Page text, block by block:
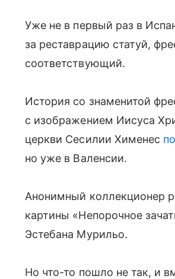
Уже не в первый раз в
за реставрацию статуй,
соответствующий.
История со знаменитой
с изображением Иисуса
церкви Сесилии Хименес
но уже в Валенсии.
Анонимный коллекционер
картины «Непорочное
Эстебана Мурильо.
Но что-то пошло не так, и